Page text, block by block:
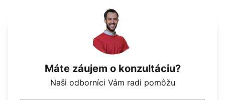
Máte záujem o konzultáciu?
Naši odborníci Vám radi pomôžu